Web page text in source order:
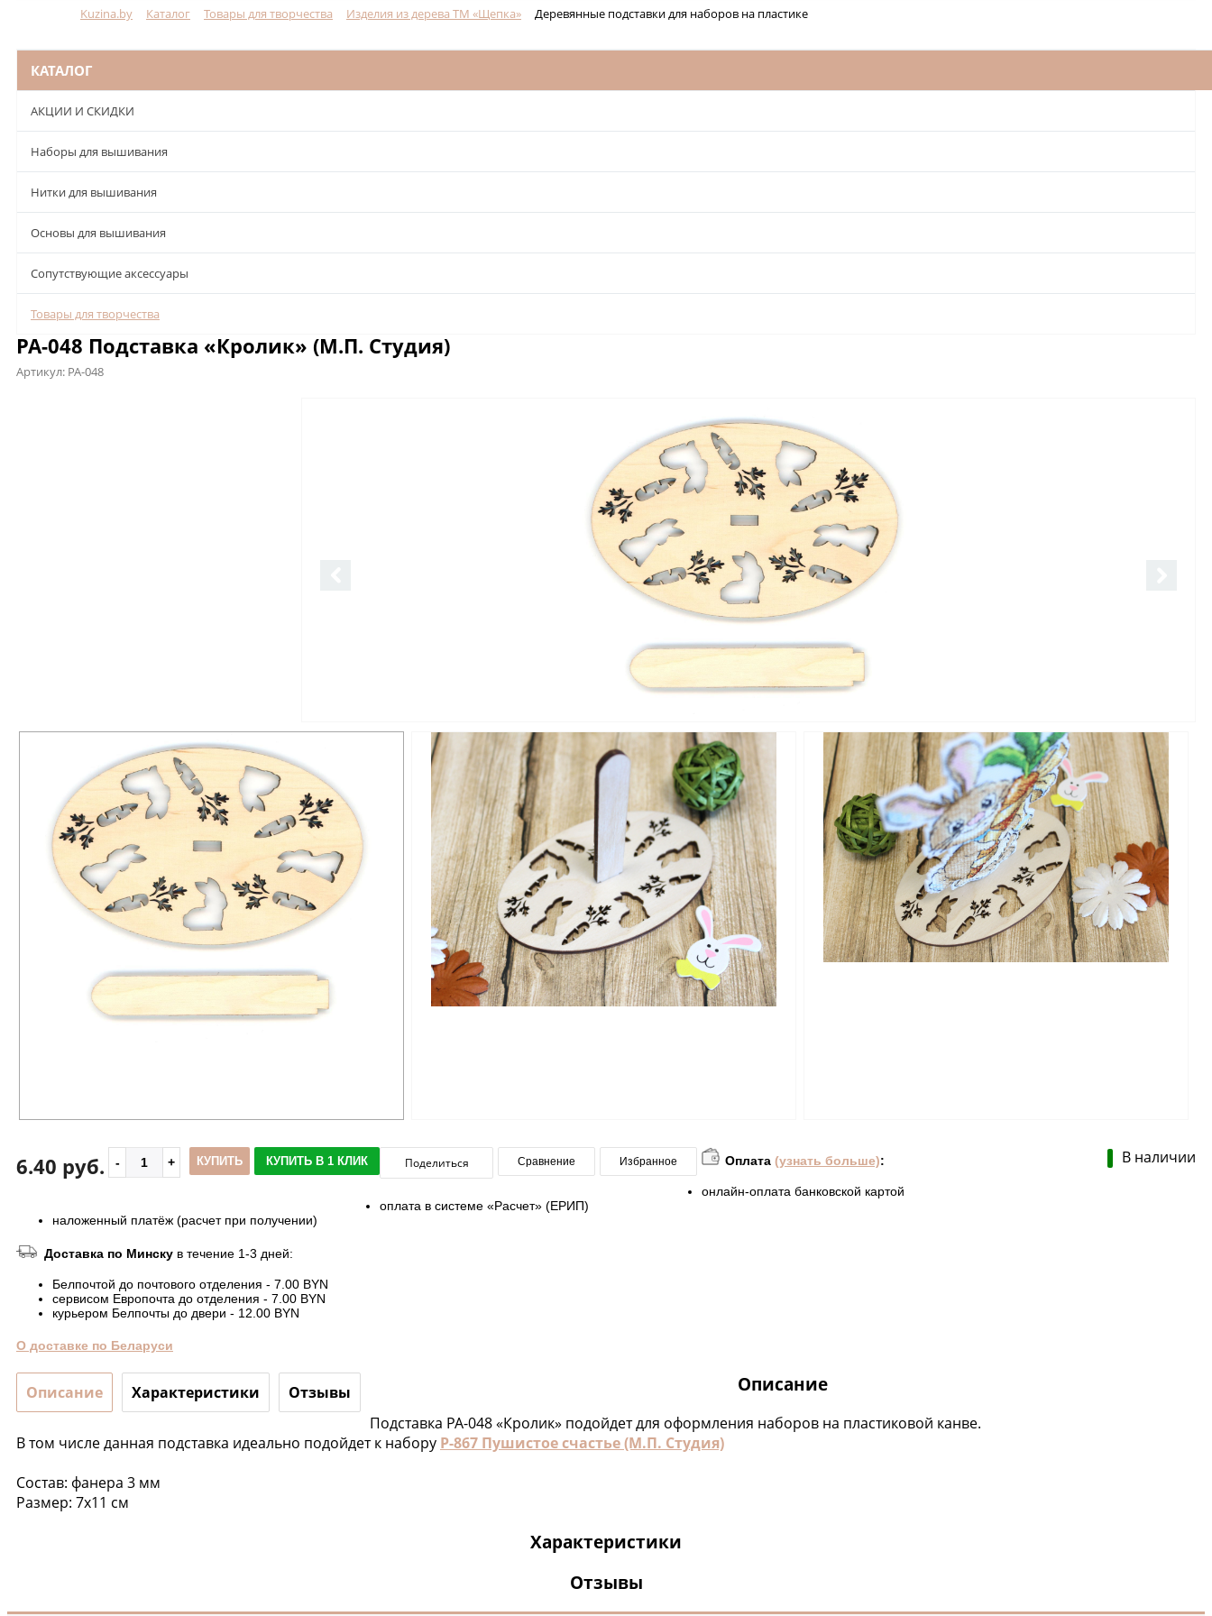
Kuzina.by Каталог Товары для творчества Изделия из дерева ТМ «Щепка» Деревянные подставки для наборов на пластике
КАТАЛОГ
АКЦИИ И СКИДКИ
Наборы для вышивания
Нитки для вышивания
Основы для вышивания
Сопутствующие аксессуары
Товары для творчества
РА-048 Подставка «Кролик» (М.П. Студия)
Артикул: РА-048
В наличии
6.40 руб. КУПИТЬ КУПИТЬ В 1 КЛИК Поделиться Сравнение Избранное Оплата (узнать больше):
онлайн-оплата банковской картой
оплата в системе «Расчет» (ЕРИП)
наложенный платёж (расчет при получении)
Доставка по Минску в течение 1-3 дней:
Белпочтой до почтового отделения - 7.00 BYN
сервисом Европочта до отделения - 7.00 BYN
курьером Белпочты до двери - 12.00 BYN
О доставке по Беларуси
Описание Характеристики Отзывы Описание
Подставка РА-048 «Кролик» подойдет для оформления наборов на пластиковой канве.
В том числе данная подставка идеально подойдет к набору Р-867 Пушистое счастье (М.П. Студия)
Состав: фанера 3 мм
Размер: 7х11 см
Характеристики
Отзывы